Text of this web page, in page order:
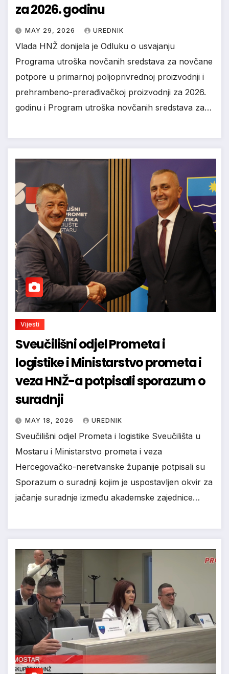
za 2026. godinu
MAY 29, 2026 UREDNIK
Vlada HNŽ donijela je Odluku o usvajanju
Programa utroška novčanih sredstava za novčane
potpore u primarnoj poljoprivrednoj proizvodnji i
prehrambeno-prerađivačkoj proizvodnji za 2026.
godinu i Program utroška novčanih sredstava za…
Vijesti
Sveučilišni odjel Prometa i
logistike i Ministarstvo prometa i
veza HNŽ-a potpisali sporazum o
suradnji
MAY 18, 2026 UREDNIK
Sveučilišni odjel Prometa i logistike Sveučilišta u
Mostaru i Ministarstvo prometa i veza
Hercegovačko-neretvanske županije potpisali su
Sporazum o suradnji kojim je uspostavljen okvir za
jačanje suradnje između akademske zajednice…